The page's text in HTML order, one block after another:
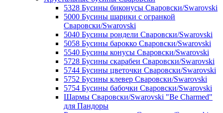
5328 Бусины биконусы Сваровски/Swarovski
5000 Бусины шарики с огранкой
Сваровски/Swarovski
5040 Бусины рондели Сваровски/Swarovski
5058 Бусины барокко Сваровски/Swarovski
5540 Бусины конусы Сваровски/Swarovski
5728 Бусины скарабеи Сваровски/Swarovski
5744 Бусины цветочки Сваровски/Swarovski
5752 Бусины клевер Сваровски/Swarovski
5754 Бусины бабочки Сваровски/Swarovski
Шармы Сваровски/Swarovski "Be Charmed"
для Пандоры